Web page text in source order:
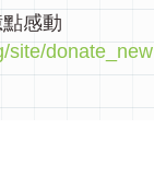
感動
site/donate_new